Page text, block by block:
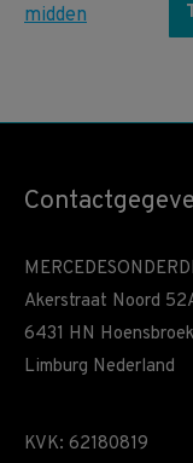
Akerstraat Noord
6431 HN Hoensbroek
Limburg Nederland
KVK: 62180819